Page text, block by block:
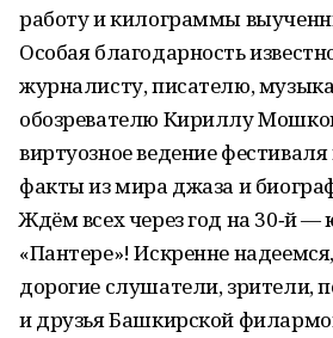
работу и килограммы
Особая благодарность
журналисту, писателю,
обозревателю Кириллу
виртуозное ведение
факты из мира джаза и
Ждём всех через год на 30‑й
«Пантере»! Искренне
дорогие слушатели, зрители,
и друзья Башкирской